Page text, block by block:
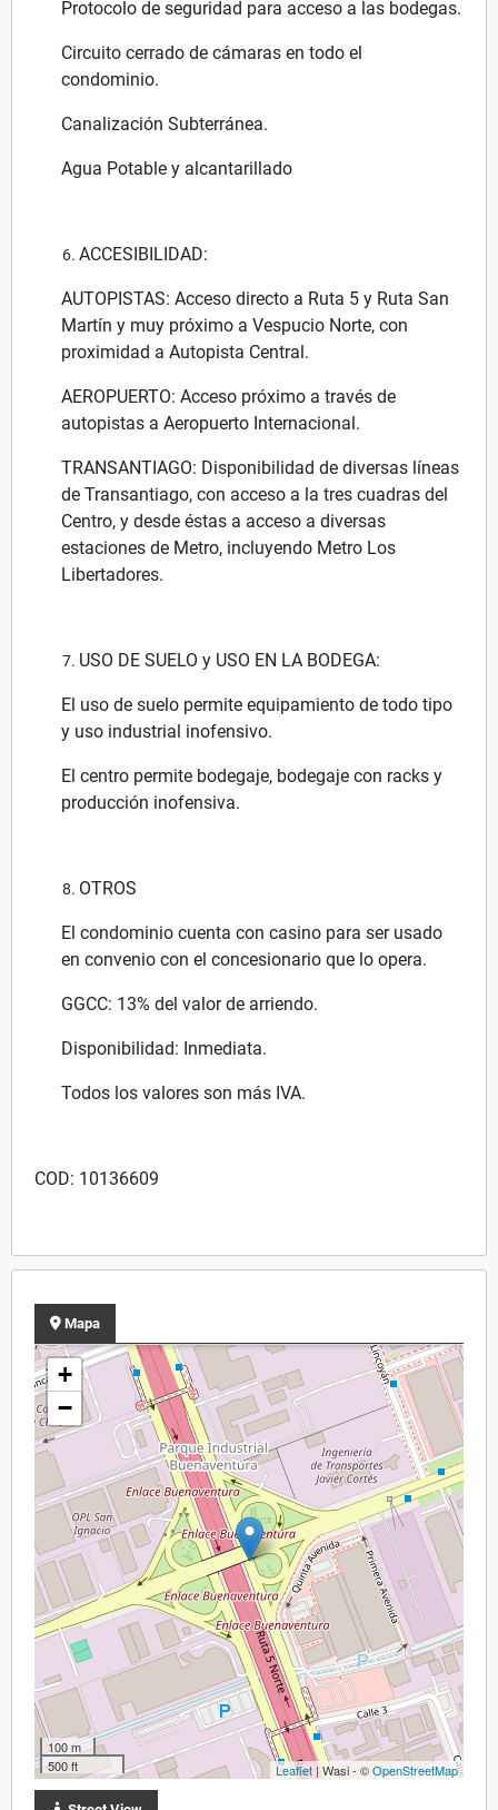
Protocolo de seguridad para acceso a las bodegas.
Circuito cerrado de cámaras en todo el
condominio.
Canalización Subterránea.
Agua Potable y alcantarillado
ACCESIBILIDAD:
AUTOPISTAS: Acceso directo a Ruta 5 y Ruta San
Martín y muy próximo a Vespucio Norte, con
proximidad a Autopista Central.
AEROPUERTO: Acceso próximo a través de
autopistas a Aeropuerto Internacional.
TRANSANTIAGO: Disponibilidad de diversas líneas
de Transantiago, con acceso a la tres cuadras del
Centro, y desde éstas a acceso a diversas
estaciones de Metro, incluyendo Metro Los
Libertadores.
USO DE SUELO y USO EN LA BODEGA:
El uso de suelo permite equipamiento de todo tipo
y uso industrial inofensivo.
El centro permite bodegaje, bodegaje con racks y
producción inofensiva.
OTROS
El condominio cuenta con casino para ser usado
en convenio con el concesionario que lo opera.
GGCC: 13% del valor de arriendo.
Disponibilidad: Inmediata.
Todos los valores son más IVA.
COD: 10136609
Mapa
+
−
100 m
500 ft
Leaflet | Wasi - ©OpenStreetMap